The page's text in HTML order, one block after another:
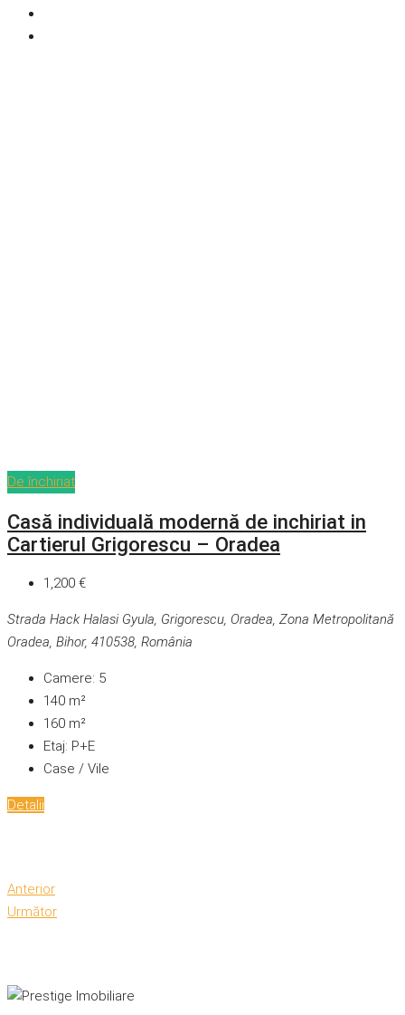
De închiriat
Casă individuală modernă de inchiriat in
Cartierul Grigorescu – Oradea
1,200 €
Strada Hack Halasi Gyula, Grigorescu, Oradea, Zona Metropolitană
Oradea, Bihor, 410538, România
Camere: 5
140 m²
160 m²
Etaj: P+E
Case / Vile
Detalii
Anterior
Următor